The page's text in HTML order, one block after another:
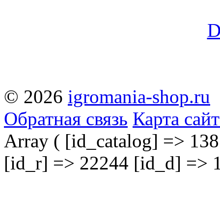
© 2026 igromania-shop.ru
Обратная связь Карта
Array ( [id_catalog] =>
[id_r] => 22244 [id_d] =>